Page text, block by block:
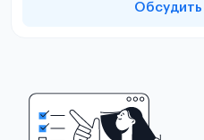
Обсудить